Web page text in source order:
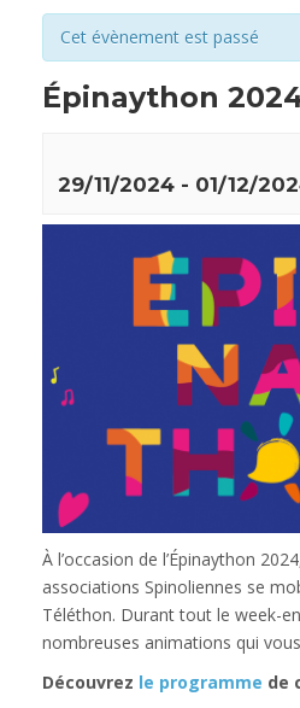
Cet évènement est passé
Épinaython
29/11/2024 - 01/12/
À l’occasion de l’Épinaython
associations Spinoliennes se
Téléthon. Durant tout le week-
nombreuses animations qui
Découvrez le programme de